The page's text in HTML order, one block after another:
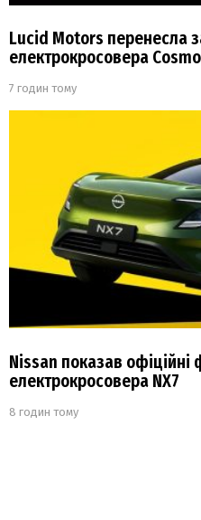
Lucid Motors перенесла
електрокросовера
7 годин тому
Nissan показав офіційні
електрокросовера NX7
8 годин тому